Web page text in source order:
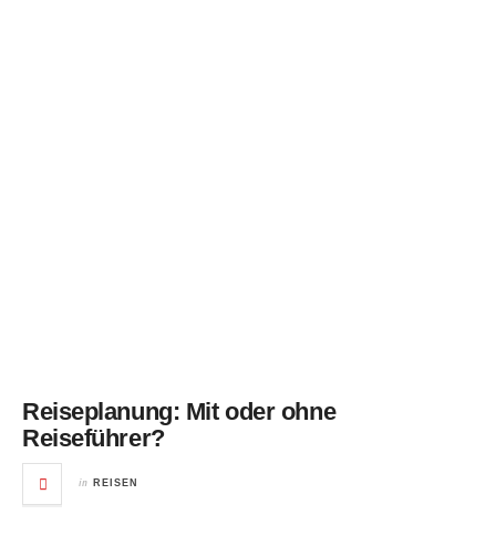
Reiseplanung: Mit oder ohne
Reiseführer?
in REISEN